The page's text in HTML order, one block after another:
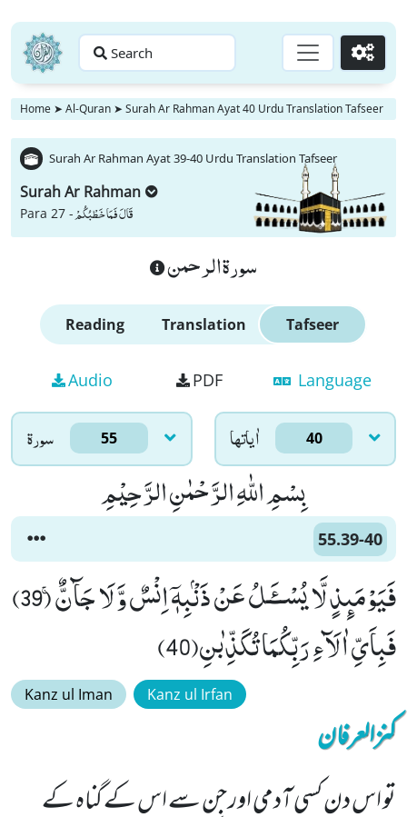
Search Go
Home ➤ Al-Quran ➤ Surah Ar Rahman Ayat 40 Urdu Translation Tafseer
Surah Ar Rahman Ayat 39-40 Urdu Translation Tafseer
Surah Ar Rahman
Para 27 -قَالَ فَمَا خَطْبُكُمْ
سورة الرحمن
Reading Translation Tafseer
Audio PDF Language
سورۃ 55 اٰياتها 40
بِسْمِ اللّٰهِ الرَّحْمٰنِ الرَّحِیْمِ
55.39-40
فَیَوْمَىٕذٍ لَّا یُسْــٴَـلُ عَنْ ذَنْۢبِهٖۤ اِنْسٌ وَّ لَا جَآنٌّۚ (39)
فَبِاَیِّ اٰلَآءِ رَبِّكُمَا تُكَذِّبٰنِ(40)
Kanz ul Iman Kanz ul Irfan
کنزالعرفان
تو اس دن کسی آدمی اور جِن سے اس کے گناہ کے